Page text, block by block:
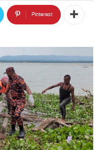
Pinterest